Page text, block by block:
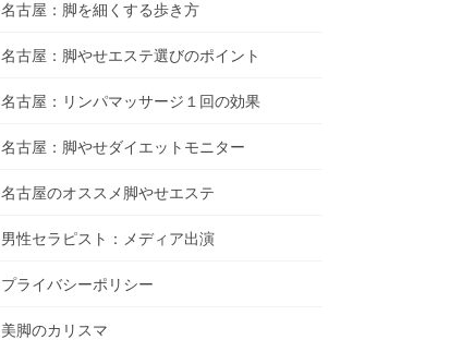
名古屋：脚を細くする歩き方
名古屋：脚やせエステ選びのポイント
名古屋：リンパマッサージ１回の効果
名古屋：脚やせダイエットモニター
名古屋のオススメ脚やせエステ
男性セラピスト：メディア出演
プライバシーポリシー
美脚のカリスマ